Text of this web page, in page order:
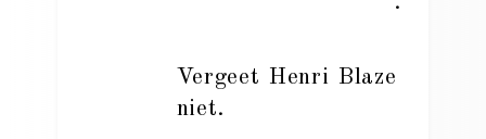
Vergeet Henri Blaze
niet.